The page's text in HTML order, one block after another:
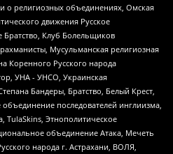
о религиозных объединениях, Омская
движения Русское
Братство, Клуб Болельщиков
Мусульманская религиозная
Коренного Русского народа
УНА - УНСО, Украинская
Бандеры, Братство, Белый Крест,
последователей инглиизма,
TulaSkins, Этнополитическое
объединение Атака, Мечеть
народа г. Астрахани, ВОЛЯ,